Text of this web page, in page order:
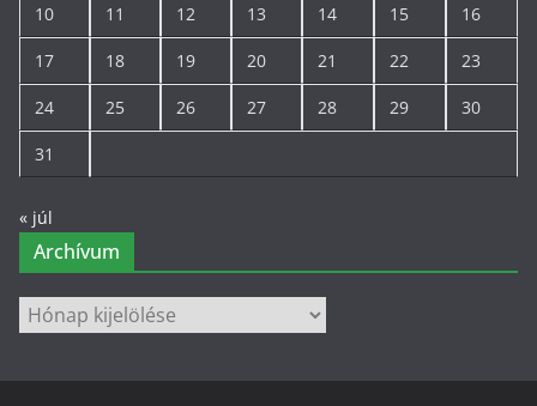
10 11 12 13 14 15 16
17 18 19 20 21 22 23
24 25 26 27 28 29 30
31
« júl
Archívum
Archívum